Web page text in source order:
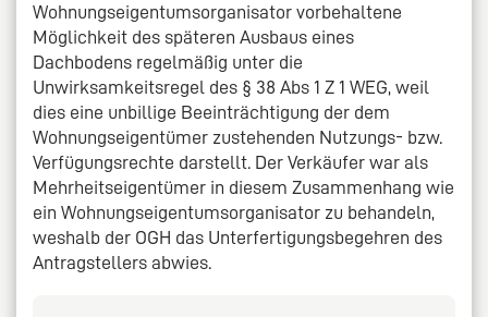
Wohnungseigentumsorganisator vorbehaltene
Möglichkeit des späteren Ausbaus eines
Dachbodens regelmäßig unter die
Unwirksamkeitsregel des § 38 Abs 1 Z 1 WEG, weil
dies eine unbillige Beeinträchtigung der dem
Wohnungseigentümer zustehenden Nutzungs- bzw.
Verfügungsrechte darstellt. Der Verkäufer war als
Mehrheitseigentümer in diesem Zusammenhang wie
ein Wohnungseigentumsorganisator zu behandeln,
weshalb der OGH das Unterfertigungsbegehren des
Antragstellers abwies.